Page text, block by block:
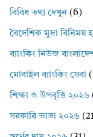
বিবিধ তথ্য দেখুন (6)
বৈদেশিক মুদ্রা বিনিময়
ব্যাংকিং নিউজ
মোবাইল ব্যাংকিং সেবা
শিক্ষা ও উপবৃত্তি ২০২৬
সরকারি ভাতা ২০২৬